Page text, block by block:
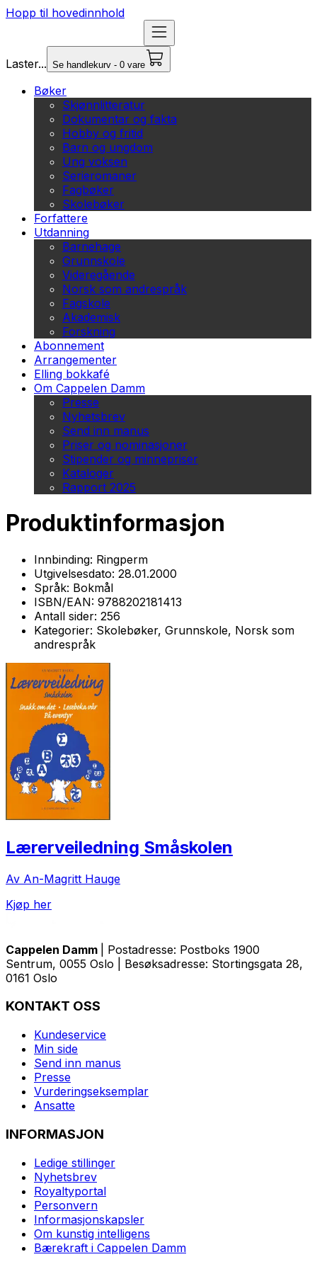
Hopp til hovedinnhold
Laster... Se handlekurv - 0 vare
Bøker
Skjønnlitteratur
Dokumentar og fakta
Hobby og fritid
Barn og ungdom
Ung voksen
Serieromaner
Fagbøker
Skolebøker
Forfattere
Utdanning
Barnehage
Grunnskole
Videregående
Norsk som andrespråk
Fagskole
Akademisk
Forskning
Abonnement
Arrangementer
Elling bokkafé
Om Cappelen Damm
Presse
Nyhetsbrev
Send inn manus
Priser og nominasjoner
Stipender og minnepriser
Kataloger
Rapport 2025
Produktinformasjon
Innbinding: Ringperm
Utgivelsesdato: 28.01.2000
Språk: Bokmål
ISBN/EAN: 9788202181413
Antall sider: 256
Kategorier: Skolebøker, Grunnskole, Norsk som
andrespråk
Lærerveiledning Småskolen
Av An-Magritt Hauge
Kjøp her
Cappelen Damm
| Postadresse: Postboks 1900
Sentrum, 0055 Oslo | Besøksadresse: Stortingsgata 28,
0161 Oslo
KONTAKT OSS
Kundeservice
Min side
Send inn manus
Presse
Vurderingseksemplar
Ansatte
INFORMASJON
Ledige stillinger
Nyhetsbrev
Royaltyportal
Personvern
Informasjonskapsler
Om kunstig intelligens
Bærekraft i Cappelen Damm